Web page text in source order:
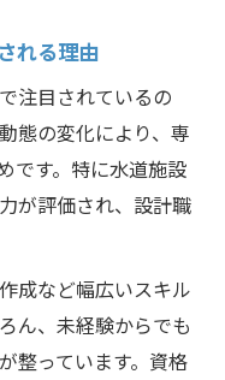
れる理由
注目されているの
態の変化により、専
です。特に水道施設
が評価され、設計職
成など幅広いスキル
ん、未経験からでも
整っています。資格